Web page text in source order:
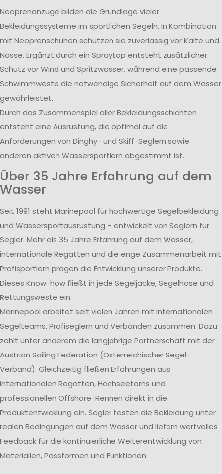
Neoprenanzüge bilden die Grundlage vieler
Bekleidungssysteme im sportlichen Segeln. In Kombination
mit Neoprenschuhen schützen sie zuverlässig vor Kälte und
Nässe. Ergänzt durch ein Spraytop entsteht zusätzlicher
Schutz vor Wind und Spritzwasser, während eine passende
Schwimmweste die notwendige Sicherheit auf dem Wasser
gewährleistet.
Durch das Zusammenspiel aller Bekleidungsschichten
entsteht eine Ausrüstung, die optimal auf die
Anforderungen von Dinghy- und Skiff-Seglern sowie
anderen aktiven Wassersportlern abgestimmt ist.
Über 35 Jahre Erfahrung auf dem
Wasser
Seit 1991 steht Marinepool für hochwertige Segelbekleidung
und Wassersportausrüstung – entwickelt von Seglern für
Segler. Mehr als 35 Jahre Erfahrung auf dem Wasser,
internationale Regatten und die enge Zusammenarbeit mit
Profisportlern prägen die Entwicklung unserer Produkte.
Dieses Know-how fließt in jede Segeljacke, Segelhose und
Rettungsweste ein.
Marinepool arbeitet seit vielen Jahren mit internationalen
Segelteams, Profiseglern und Verbänden zusammen. Dazu
zählt unter anderem die langjährige Partnerschaft mit der
Austrian Sailing Federation (Österreichischer Segel-
Verband). Gleichzeitig fließen Erfahrungen aus
internationalen Regatten, Hochseetörns und
professionellen Offshore-Rennen direkt in die
Produktentwicklung ein. Segler testen die Bekleidung unter
realen Bedingungen auf dem Wasser und liefern wertvolles
Feedback für die kontinuierliche Weiterentwicklung von
Materialien, Passformen und Funktionen.